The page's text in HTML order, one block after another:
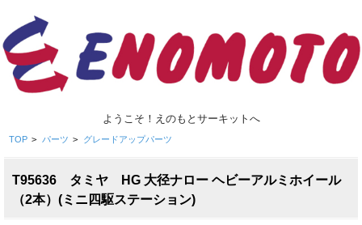
ようこそ！えのもとサーキットへ
TOP > パーツ > グレードアップパーツ
T95636 タミヤ HG 大径ナロー ヘビーアルミホイール
（2本）(ミニ四駆ステーション)